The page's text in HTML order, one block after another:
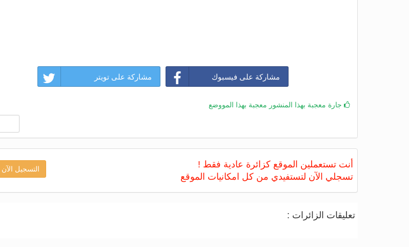
مشاركة على فيسبوك مشاركة على تويتر
جارة معجبة بهذا المنشور معجبة بهذا المووضع
أنت تستعملين الموقع كزائرة عادية فقط !
تسجلي الآن لتستفيدي من كل امكانيات الموقع
التسجيل الآن
تعليقات الزائرات :